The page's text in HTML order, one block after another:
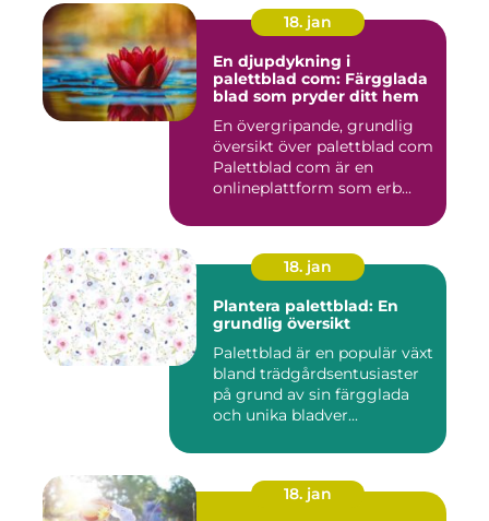
18. jan
En djupdykning i
palettblad com: Färgglada
blad som pryder ditt hem
En övergripande, grundlig
översikt över palettblad com
Palettblad com är en
onlineplattform som erb...
18. jan
Plantera palettblad: En
grundlig översikt
Palettblad är en populär växt
bland trädgårdsentusiaster
på grund av sin färgglada
och unika bladver...
18. jan